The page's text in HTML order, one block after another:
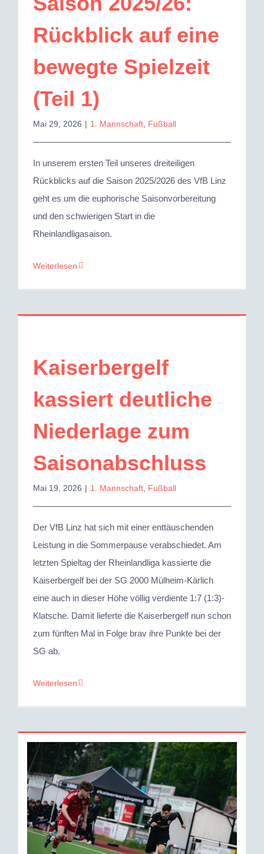
Rückblick auf eine
bewegte Spielzeit
(Teil 1)
Mai 29, 2026 | 1. Mannschaft Fußball
In unserem ersten Teil unseres dreiteiligen
Rückblicks auf die Saison 2025/2026 des VfB Linz
geht es um die euphorische Saisonvorbereitung
und den schwierigen Start in die
Rheinlandligasaison.
Weiterlesen
Kaiserbergelf
kassiert deutliche
Niederlage zum
Saisonabschluss
Mai 19, 2026 | 1. Mannschaft Fußball
Der VfB Linz hat sich mit einer enttäuschenden
Leistung in die Sommerpause verabschiedet. Am
letzten Spieltag der Rheinlandliga kassierte die
Kaiserbergelf bei der SG 2000 Mülheim-Kärlich
eine auch in dieser Höhe völlig verdiente 1:7 (1:3)-
Klatsche. Damit lieferte die Kaiserbergelf nun schon
zum fünften Mal in Folge brav ihre Punkte bei der
SG ab.
Weiterlesen